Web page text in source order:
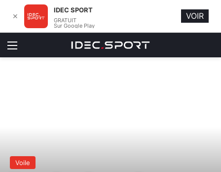
Menu
Voile
✕
IDEC SPORT
GRATUIT
Sur Google Play
VOIR